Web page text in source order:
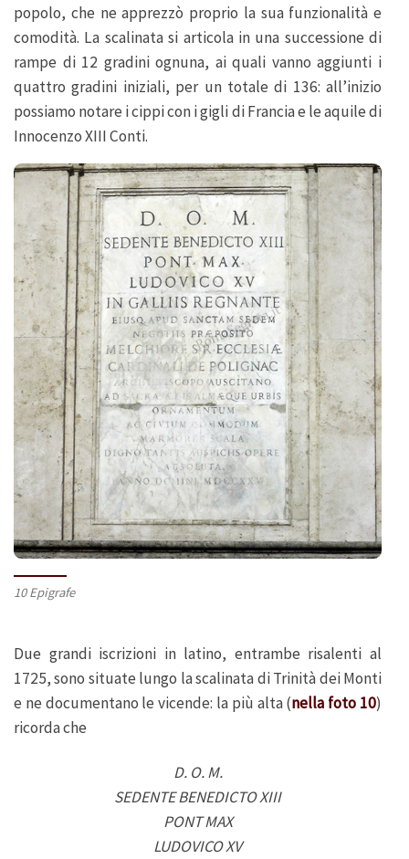
popolo, che ne apprezzò proprio la sua funzionalità e
comodità. La scalinata si articola in una successione di
rampe di 12 gradini ognuna, ai quali vanno aggiunti i
quattro gradini iniziali, per un totale di 136: all’inizio
possiamo notare i cippi con i gigli di Francia e le aquile di
Innocenzo XIII Conti.
10 Epigrafe
Due grandi iscrizioni in latino, entrambe risalenti al
1725, sono situate lungo la scalinata di Trinità dei Monti
e ne documentano le vicende: la più alta (nella foto 10)
ricorda che
D. O. M.
SEDENTE BENEDICTO XIII
PONT MAX
LUDOVICO XV